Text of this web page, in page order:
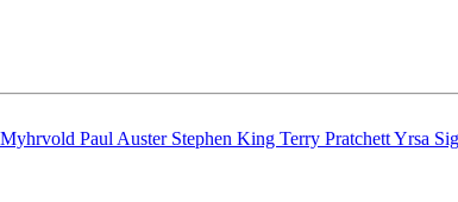
Paul Auster Stephen King Terry PratchettYrsa